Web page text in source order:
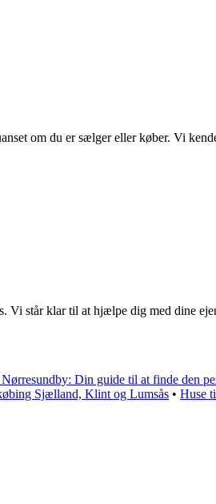
om du er sælger eller køber. Vi
står klar til at hjælpe dig med dine
Din guide til at finde den
Sjælland, Klint og Lumsås • Huse